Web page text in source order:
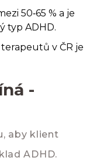
50‑65 % a je
typ ADHD.
v ČR je
-
aby klient
ADHD.